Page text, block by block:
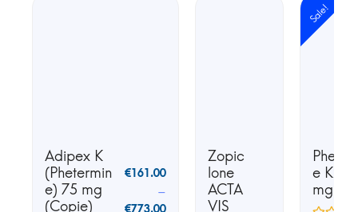
Adipex K
(Phetermin
e) 75 mg
(Copie)
€161.00
–
€773.00
Zopic
lone
ACTA
VIS
Sale!
e K25
mg